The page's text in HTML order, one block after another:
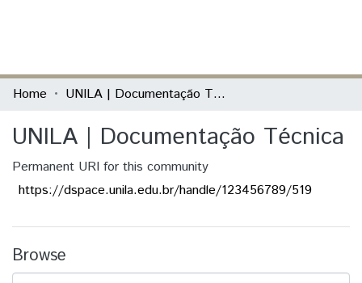
Communities & Collections
All of DSpace
Home UNILA | Documentação Técnica
UNILA | Documentação Técnica
Permanent URI for this community
https://dspace.unila.edu.br/handle/123456789/519
Browse